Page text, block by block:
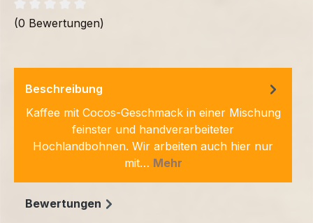
(0 Bewertungen)
Beschreibung
Kaffee mit Cocos-Geschmack in einer Mischung
feinster und handverarbeiteter
Hochlandbohnen. Wir arbeiten auch hier nur
mit… Mehr
Bewertungen